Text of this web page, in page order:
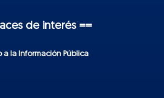
de interés ==
a la Información Pública